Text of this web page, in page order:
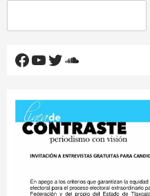
Facebook
YouTube
Twitter
SoundCloud